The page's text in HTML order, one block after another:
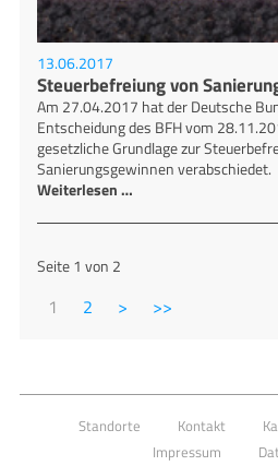
13.06.2017
Steuerbefreiung von
Am 27.04.2017 hat der Deutsche
Entscheidung des BFH vom
gesetzliche Grundlage zur
Sanierungsgewinnen verabschiedet.
Weiterlesen …
Seite 1 von 2
1 2
Standorte Kontakt
Impressum